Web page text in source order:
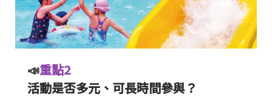
📣重點2
活動是否多元、可長時間參與？